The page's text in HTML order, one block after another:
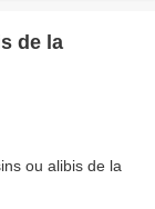
de la